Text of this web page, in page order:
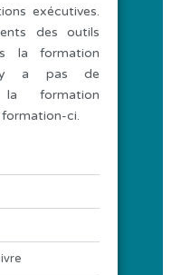
exécutives.
des outils
la formation
a pas de
formation
ci.